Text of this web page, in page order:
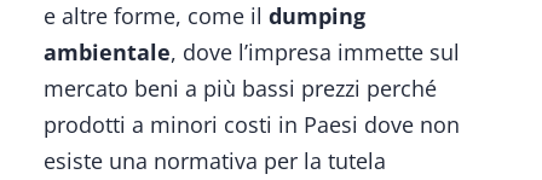
e altre forme, come il dumping
ambientale, dove l’impresa immette sul
mercato beni a più bassi prezzi perché
prodotti a minori costi in Paesi dove non
esiste una normativa per la tutela